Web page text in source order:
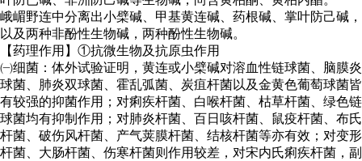
峨嵋野连中分离出小檗碱、甲基黄连碱、药根碱、掌叶防己碱，
以及两种非酚性生物碱，两种酚性生物碱。
【药理作用】①抗微生物及抗原虫作用
㈠细菌：体外试验证明，黄连或小檗碱对溶血性链球菌、脑膜炎
球菌、肺炎双球菌、霍乱弧菌、炭疽杆菌以及金黄色葡萄球菌皆
有较强的抑菌作用；对痢疾杆菌、白喉杆菌、枯草杆菌、绿色链
球菌均有抑制作用；对肺炎杆菌、百日咳杆菌、鼠疫杆菌、布氏
杆菌、破伤风杆菌、产气荚膜杆菌、结核杆菌等亦有效；对变形
杆菌、大肠杆菌、伤寒杆菌则作用较差，对宋内氏痢疾杆菌，副